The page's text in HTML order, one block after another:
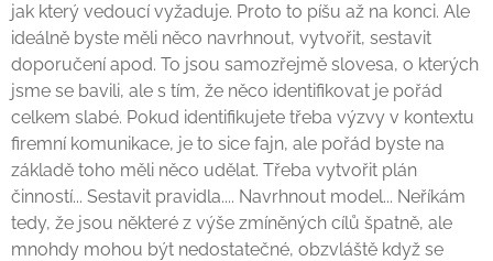
jak který vedoucí vyžaduje. Proto to píšu až na konci. Ale
ideálně byste měli něco navrhnout, vytvořit, sestavit
doporučení apod. To jsou samozřejmě slovesa, o kterých
jsme se bavili, ale s tím, že něco identifikovat je pořád
celkem slabé. Pokud identifikujete třeba výzvy v kontextu
firemní komunikace, je to sice fajn, ale pořád byste na
základě toho měli něco udělat. Třeba vytvořit plán
činností... Sestavit pravidla.... Navrhnout model... Neříkám
tedy, že jsou některé z výše zmíněných cílů špatně, ale
mnohdy mohou být nedostatečné, obzvláště když se